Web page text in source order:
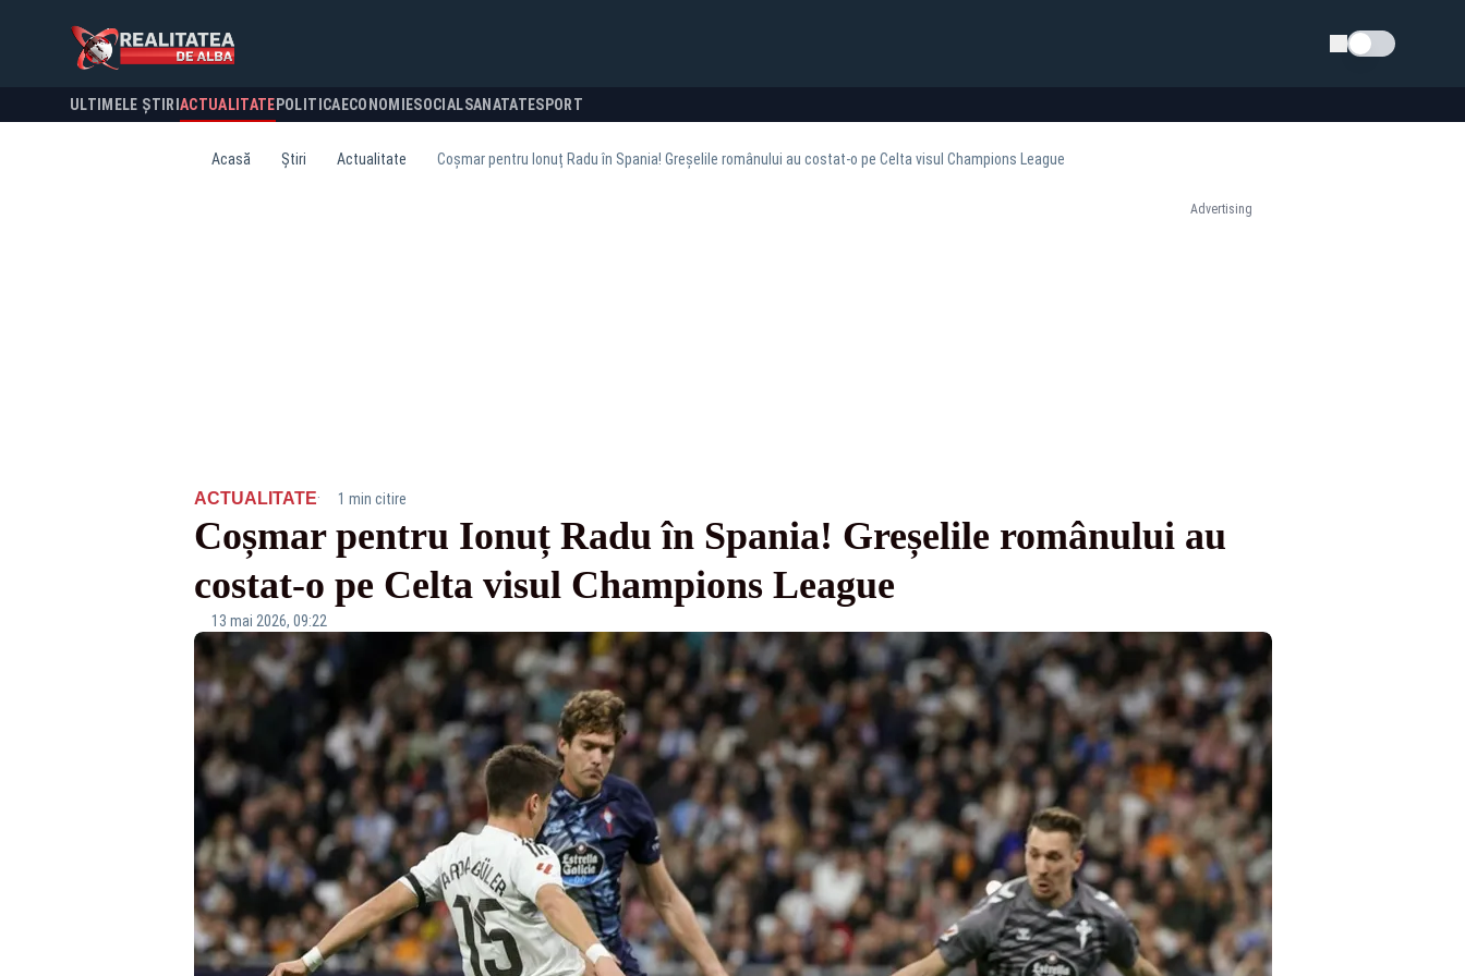
Schimba tema
ULTIMELE ȘTIRI ACTUALITATE POLITICA ECONOMIESOCIALSANATATESPORT
Acasă Știri Actualitate Coșmar pentru Ionuț Radu în Spania! Greșelile românului au costat-o pe Celta visul Champions League
Advertising
ACTUALITATE· 1 min citire
Coșmar pentru Ionuț Radu în Spania! Greșelile românului au
costat-o pe Celta visul Champions League
13 mai 2026, 09:22